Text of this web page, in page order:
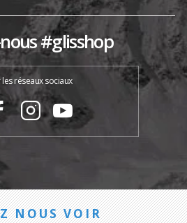
#glisshop
les réseaux sociaux
NOUS VOIR